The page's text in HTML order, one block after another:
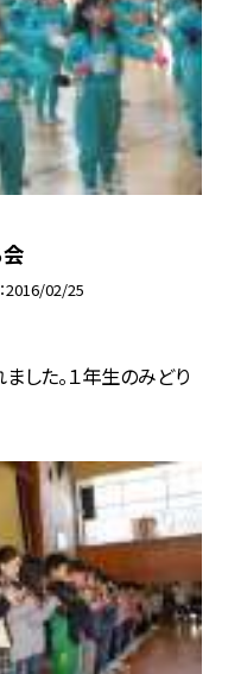
2016/02/25
した。１年生のみどり